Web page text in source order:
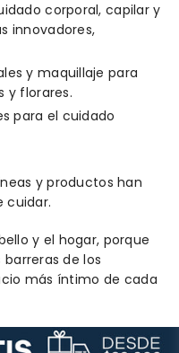
corporal, capilar y
innovadores,
y maquillaje para
y florares.
para el cuidado
y productos han
cuidar.
y el hogar, porque
de los
más íntimo de cada